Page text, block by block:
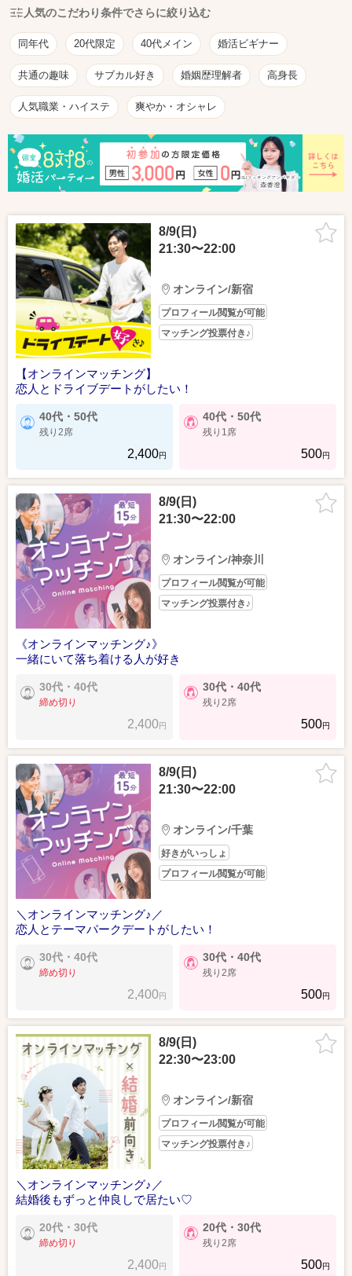
人気のこだわり条件でさらに絞り込む
同年代 20代限定 40代メイン 婚活ビギナー
共通の趣味 サブカル好き 婚姻歴理解者 高身長
人気職業・ハイステ 爽やか・オシャレ
8/9(日)
21:30〜22:00
オンライン/新宿
プロフィール閲覧が可能
マッチング投票付き♪
【オンラインマッチング】
恋人とドライブデートがしたい！
40代・50代
残り2席
2,400円
40代・50代
残り1席
500円
8/9(日)
21:30〜22:00
オンライン/神奈川
プロフィール閲覧が可能
マッチング投票付き♪
《オンラインマッチング♪》
一緒にいて落ち着ける人が好き
30代・40代
締め切り
2,400円
30代・40代
残り2席
500円
8/9(日)
21:30〜22:00
オンライン/千葉
好きがいっしょ
プロフィール閲覧が可能
＼オンラインマッチング♪／
恋人とテーマパークデートがしたい！
30代・40代
締め切り
2,400円
30代・40代
残り2席
500円
8/9(日)
22:30〜23:00
オンライン/新宿
プロフィール閲覧が可能
マッチング投票付き♪
＼オンラインマッチング♪／
結婚後もずっと仲良しで居たい♡
20代・30代
締め切り
2,400円
20代・30代
残り2席
500円